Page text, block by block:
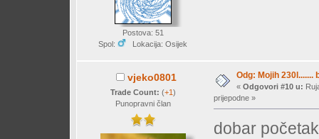
Postova: 51
Spol:
Lokacija: Osijek
vjeko0801
Trade Count: (+1)
Punopravni član
Odg: Mojih 230l.......
« Odgovori #10 u:
prijepodne »
dobar